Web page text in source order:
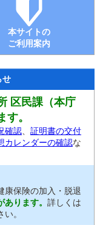
本サイトの
ご利用案内
せ
区民課（本庁
。
確認
証明書の交付
カレンダーの確認な
康保険の加入・脱退
ります。 詳しくは
。